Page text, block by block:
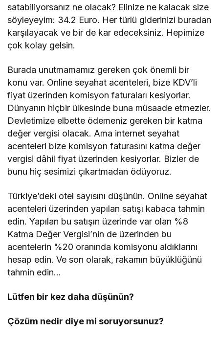
satabiliyorsanız ne olacak? Elinize ne kalacak size
söyleyeyim: 34.2 Euro. Her türlü giderinizi buradan
karşılayacak ve bir de kar edeceksiniz. Hepimize
çok kolay gelsin.
Burada unutmamamız gereken çok önemli bir
konu var. Online seyahat acenteleri, bize KDV’li
fiyat üzerinden komisyon faturaları kesiyorlar.
Dünyanın hiçbir ülkesinde buna müsaade etmezler.
Devletimize elbette ödemeniz gereken bir katma
değer vergisi olacak. Ama internet seyahat
acenteleri bize komisyon faturasını katma değer
vergisi dâhil fiyat üzerinden kesiyorlar. Bizler de
bunu hiç sesimizi çıkartmadan ödüyoruz.
Türkiye’deki otel sayısını düşünün. Online seyahat
acenteleri üzerinden yapılan satışı kabaca tahmin
edin. Yapılan bu satışın üzerinde var olan %8
Katma Değer Vergisi’nin de üzerinden bu
acentelerin %20 oranında komisyonu aldıklarını
hesap edin. Ve son olarak, rakamın büyüklüğünü
tahmin edin…
Lütfen bir kez daha düşünün?
Çözüm nedir diye mi soruyorsunuz?